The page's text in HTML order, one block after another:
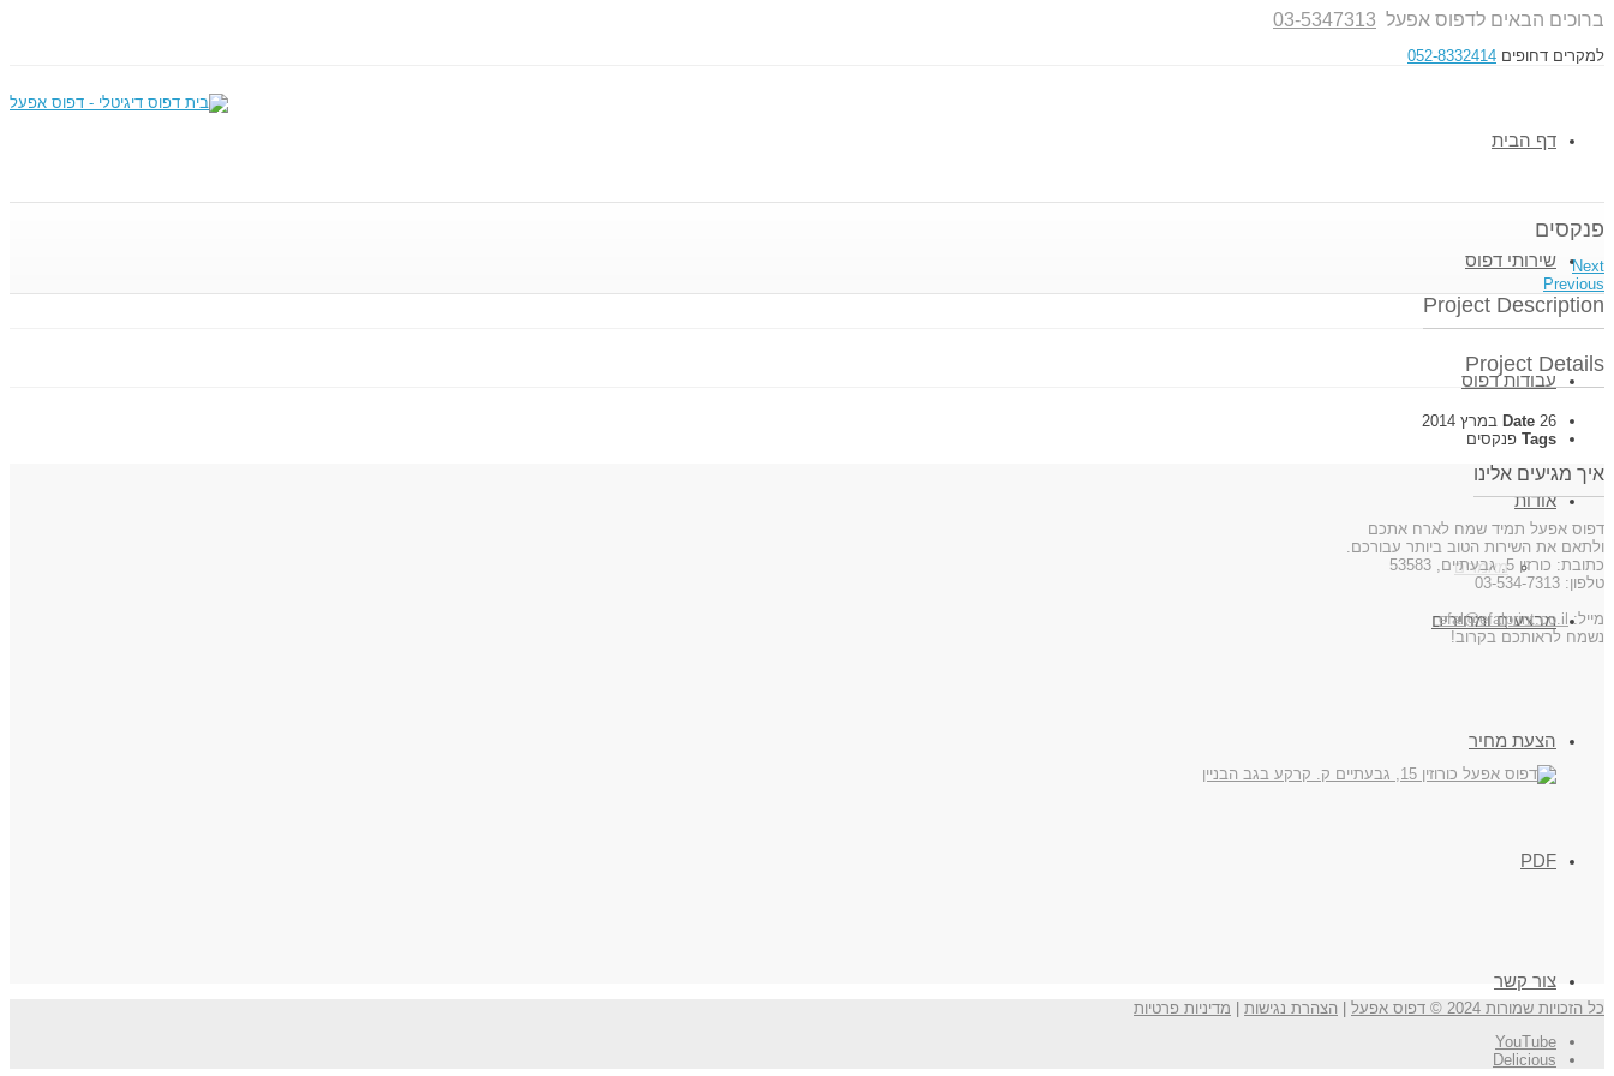
ברוכים הבאים לדפוס אפעל 03-5347313
למקרים דחופים 052-8332414
דף הבית
שירותי דפוס
עבודות דפוס
אודות
מאמרים
מבצעים ומחירים
הצעת מחיר
PDF
צור קשר
פנקסים
Next
Previous
Project Description
Project Details
Date 26 במרץ 2014
Tags פנקסים
איך מגיעים אלינו
דפוס אפעל תמיד שמח לארח אתכם
ולתאם את השירות הטוב ביותר עבורכם.
כתובת: כורזין 5, גבעתיים, 53583
טלפון: 03-534-7313
מייל: efal@efalprint.co.il
נשמח לראותכם בקרוב!
כל הזכויות שמורות 2024 © דפוס אפעל הצהרת נגישות
מדיניות פרטיות
YouTube
Delicious